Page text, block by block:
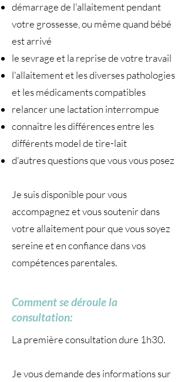
démarrage de l'allaitement pendant
votre grossesse, ou même quand bébé
est arrivé
le sevrage et la reprise de votre travail
l'allaitement et les diverses pathologies
et les médicaments compatibles
relancer une lactation interrompue
connaître les différences entre les
différents model de tire-lait
d'autres questions que vous vous posez
Je suis disponible pour vous
accompagnez et vous soutenir dans
votre allaitement pour que vous soyez
sereine et en confiance dans vos
compétences parentales.
Comment se déroule la
consultation:
La première consultation dure 1h30.
Je vous demande des informations sur